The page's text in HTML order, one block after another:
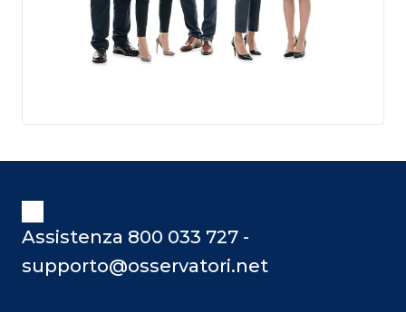
Assistenza 800 033 727 -
supporto@osservatori.net